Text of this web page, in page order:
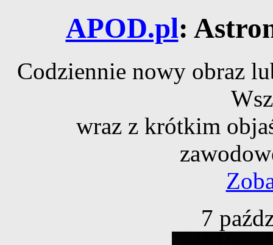
APOD.pl:
Codziennie nowy obraz
wraz z krótkim
7